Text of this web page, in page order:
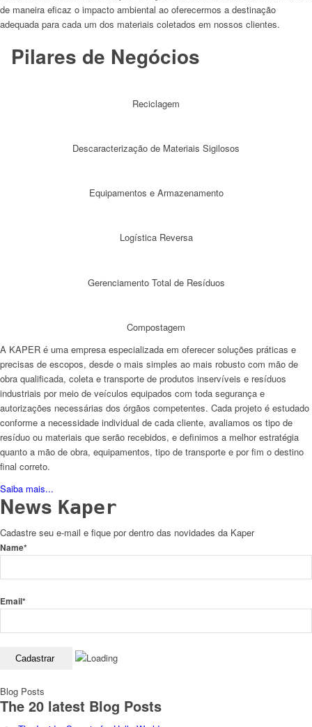
de maneira eficaz o impacto ambiental ao oferecermos a destinação
adequada para cada um dos materiais coletados em nossos clientes.
Pilares de Negócios
Reciclagem
Descaracterização de Materiais Sigilosos
Equipamentos e Armazenamento
Logística Reversa
Gerenciamento Total de Resíduos
Compostagem
A KAPER é uma empresa especializada em oferecer soluções práticas e
precisas de escopos, desde o mais simples ao mais robusto com mão de
obra qualificada, coleta e transporte de produtos inservíveis e resíduos
industriais por meio de veículos equipados com toda segurança e
autorizações necessárias dos órgãos competentes. Cada projeto é estudado
conforme a necessidade individual de cada cliente, avaliamos os tipo de
resíduo ou materiais que serão recebidos, e definimos a melhor estratégia
quanto a mão de obra, equipamentos, tipo de transporte e por fim o destino
final correto.
Saiba mais...
News Kaper
Cadastre seu e-mail e fique por dentro das novidades da Kaper
Name*
Email*
Blog Posts
The 20 latest Blog Posts